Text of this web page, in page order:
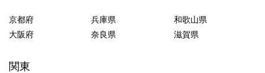
京都府 兵庫県
和歌山県
大阪府
奈良県 滋賀県
関東